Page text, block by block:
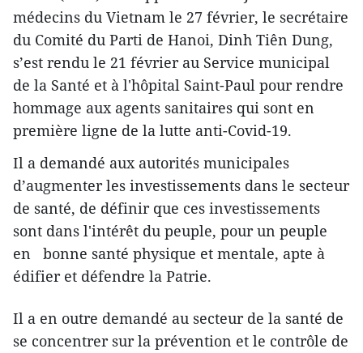
médecins du Vietnam le 27 février, le secrétaire
du Comité du Parti de Hanoi, Dinh Tiên Dung,
s’est rendu le 21 février au Service municipal
de la Santé et à l'hôpital Saint-Paul pour rendre
hommage aux agents sanitaires qui sont en
première ligne de la lutte anti-Covid-19.
Il a demandé aux autorités municipales
d’augmenter les investissements dans le secteur
de santé, de définir que ces investissements
sont dans l'intérêt du peuple, pour un peuple
en bonne santé physique et mentale, apte à
édifier et défendre la Patrie.
Il a en outre demandé au secteur de la santé de
se concentrer sur la prévention et le contrôle de